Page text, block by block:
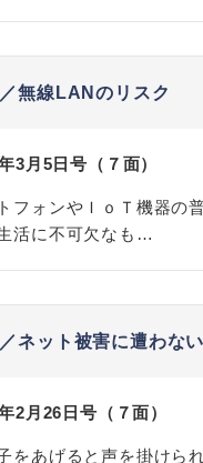
無線LANのリスク
3月5日号（７面）
フォンやＩｏＴ機器の
活に不可欠なも…
ネット被害に遭わな
2月26日号（７面）
子をあげると声を掛けら